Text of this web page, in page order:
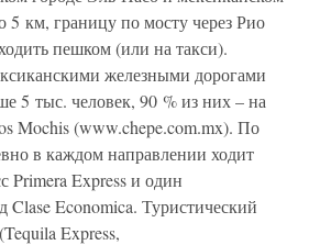
5 км, границу по мосту через Рио
пешком (или на такси).
железными дорогами
5 тыс. человек, 90 % из них – на
Mochis (www.chepe.com.mx). По
в каждом направлении ходит
Primera Express и один
Clase Economica. Туристический
Express,